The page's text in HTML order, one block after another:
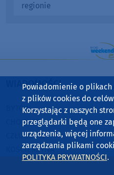
regionie
WIADOMOŚCI
BYTÓW
CHOJNICE
CZŁUCHÓW
KOŚCIERZYNA
SĘPÓLNO KRAJEŃSKIE
Powiadomienie o
z plików cookies do
Korzystając z naszych
przeglądarki będą one
urządzenia, więcej
zarządzania plikami
POLITYKA PRYWATNOŚCI.